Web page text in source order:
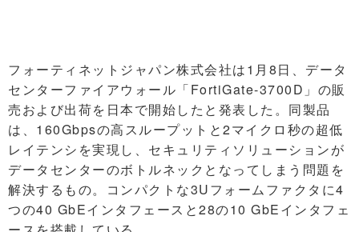
フォーティネットジャパン株式会社は1月8日、データ
センターファイアウォール「FortiGate-3700D」の販
売および出荷を日本で開始したと発表した。同製品
は、160Gbpsの高スループットと2マイクロ秒の超低
レイテンシを実現し、セキュリティソリューションが
データセンターのボトルネックとなってしまう問題を
解決するもの。コンパクトな3Uフォームファクタに4
つの40 GbEインタフェースと28の10 GbEインタフェ